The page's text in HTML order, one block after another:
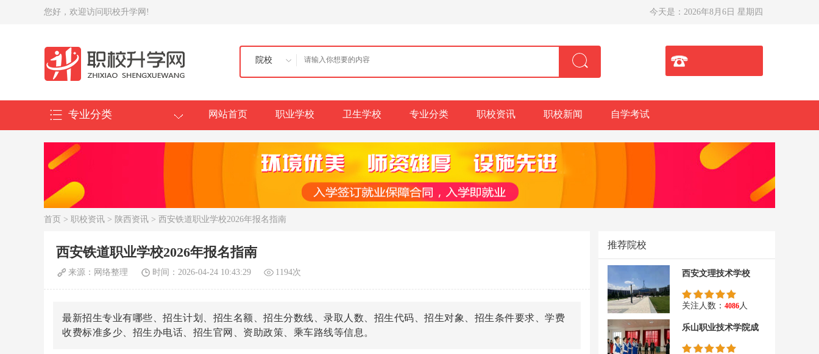
您好，欢迎访问职校升学网! 今天是： 2026年8月6日 星期四
院校
专业分类 网站首页 职业学校 卫生学校 专业分类 职校资讯 职校新闻 自学考试
首页 > 职校资讯 > 陕西资讯 > 西安铁道职业学校2026年报名指南
西安铁道职业学校2026年报名指南
来源：网络整理 时间：2026-04-24 10:43:29 1194次
最新招生专业有哪些、招生计划、招生名额、招生分数线、录取人数、招生代码、招生对象、招生条件要求、学费
收费标准多少、招生办电话、招生官网、资助政策、乘车路线等信息。
推荐院校
西安文理技术学校
关注人数： 4086人
乐山职业技术学院成